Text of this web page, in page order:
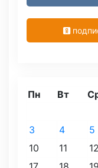
Пн Вт
3
4 5
10
11 12